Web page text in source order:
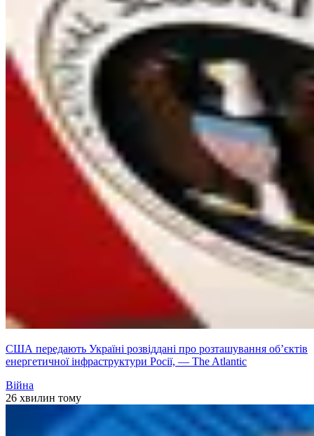
США передають Україні розвіддані про розташування об’єктів
енергетичної інфраструктури Росії, — The Atlantic
Війна
26 хвилин тому